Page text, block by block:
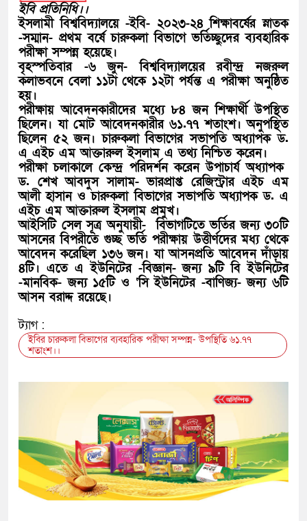
ইবি প্রতিনিধি।।
ইসলামী বিশ্ববিদ্যালয়ে -ইবি- ২০২৩-২৪ শিক্ষাবর্ষের স্নাতক
-সম্মান- প্রথম বর্ষে চারুকলা বিভাগে ভর্তিচ্ছুদের ব্যবহারিক
পরীক্ষা সম্পন্ন হয়েছে।
বৃহস্পতিবার -৬ জুন- বিশ্ববিদ্যালয়ের রবীন্দ্র নজরুল
কলাভবনে বেলা ১১টা থেকে ১২টা পর্যন্ত এ পরীক্ষা অনুষ্ঠিত
হয়।
পরীক্ষায় আবেদনকারীদের মধ্যে ৮৪ জন শিক্ষার্থী উপস্থিত
ছিলেন। যা মোট আবেদনকারীর ৬১.৭৭ শতাংশ। অনুপস্থিত
ছিলেন ৫২ জন। চারুকলা বিভাগের সভাপতি অধ্যাপক ড.
এ এইচ এম আক্তারুল ইসলাম এ তথ্য নিশ্চিত করেন।
পরীক্ষা চলাকালে কেন্দ্র পরিদর্শন করেন উপাচার্য অধ্যাপক
ড. শেখ আবদুস সালাম- ভারপ্রাপ্ত রেজিস্ট্রার এইচ এম
আলী হাসান ও চারুকলা বিভাগের সভাপতি অধ্যাপক ড. এ
এইচ এম আক্তারুল ইসলাম প্রমুখ।
আইসিটি সেল সূত্র অনুযায়ী- বিভাগটিতে ভর্তির জন্য ৩০টি
আসনের বিপরীতে গুচ্ছ ভর্তি পরীক্ষায় উত্তীর্ণদের মধ্য থেকে
আবেদন করেছিল ১৩৬ জন। যা আসনপ্রতি আবেদন দাঁড়ায়
৪টি। এতে এ ইউনিটের -বিজ্ঞান- জন্য ৯টি বি ইউনিটের
-মানবিক- জন্য ১৫টি ও ‘সি ইউনিটের -বাণিজ্য- জন্য ৬টি
আসন বরাদ্দ রয়েছে।
ট্যাগ :
ইবির চারুকলা বিভাগের ব্যবহারিক পরীক্ষা সম্পন্ন- উপস্থিতি ৬১.৭৭
শতাংশ।।